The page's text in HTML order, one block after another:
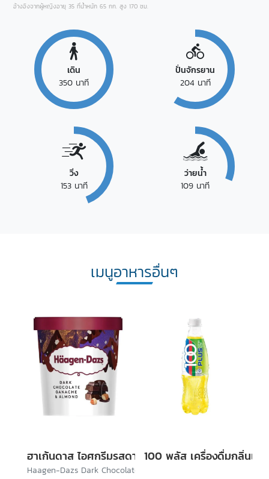
อ้างอิงจากผู้หญิงอายุ 35 ที่น้ำหนัก 65 กก. สูง 170 ซม.
เดิน
350 นาที
ปั่นจักรยาน
204นาที
วิ่ง
153นาที
ว่ายน้ำ
109 นาที
เมนูอาหารอื่นๆ
ฮาเก้นดาส ไอศกรีมรสดาร์กช็อกโกแล็ตและอัลมอนด์
Haagen-Dazs Dark Chocolate Ganache & Almond
100 พลัส เครื่องดื่มกลิ่นเล